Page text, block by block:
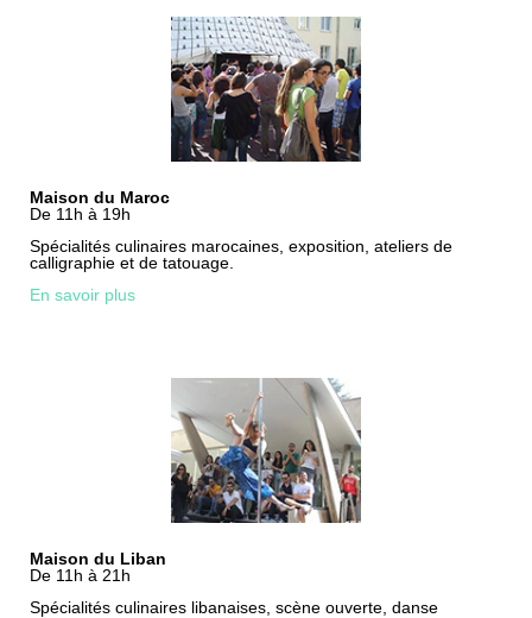
Maison du Maroc
De 11h à 19h
Spécialités culinaires marocaines, exposition, ateliers de
calligraphie et de tatouage.
En savoir plus
Maison du Liban
De 11h à 21h
Spécialités culinaires libanaises, scène ouverte, danse